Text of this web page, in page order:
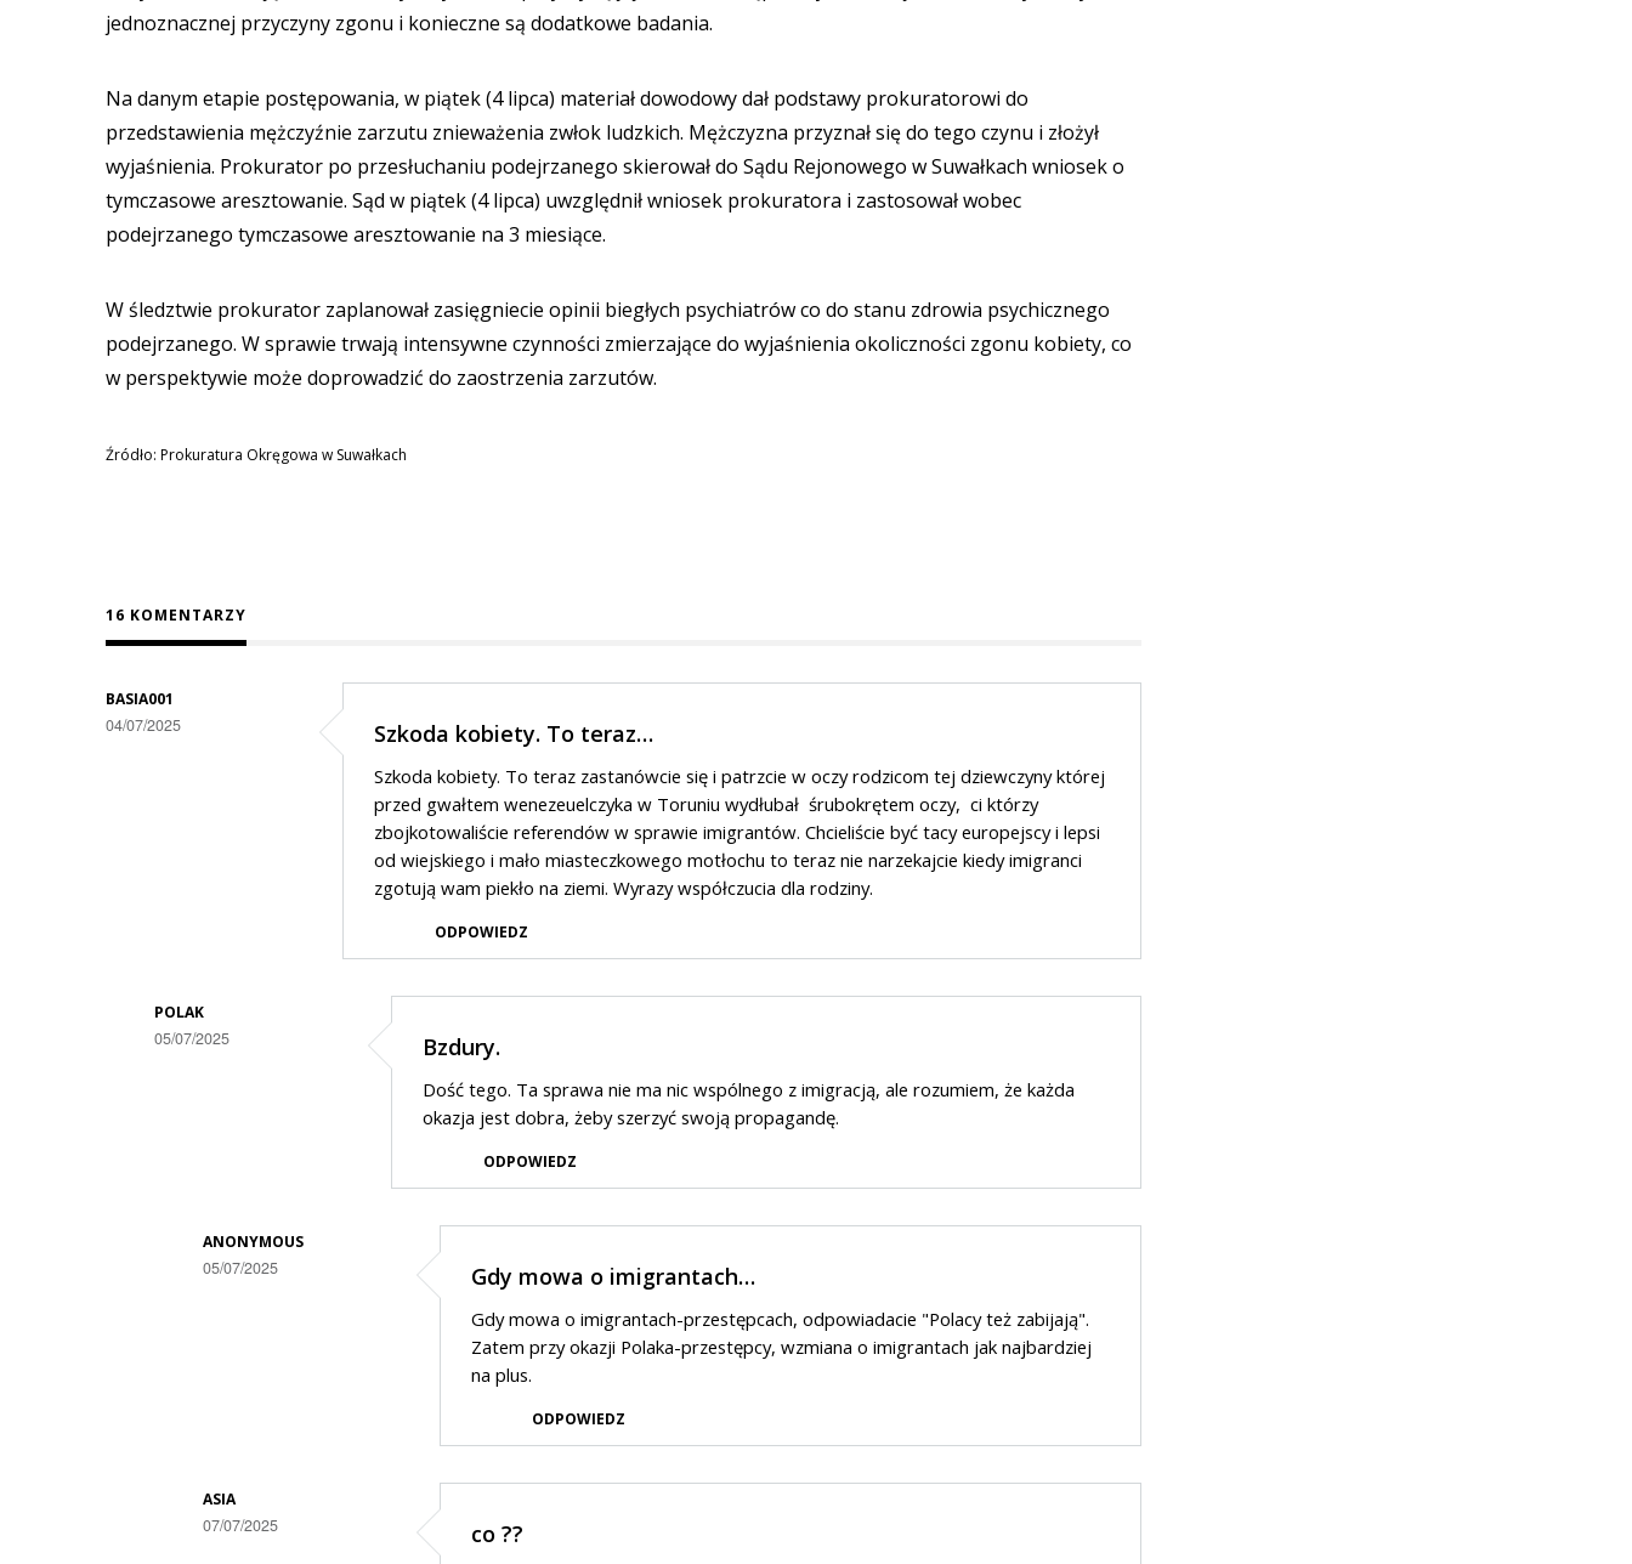
jednoznacznej przyczyny zgonu i konieczne są dodatkowe badania.
Na danym etapie postępowania, w piątek (4 lipca) materiał dowodowy dał podstawy prokuratorowi do
przedstawienia mężczyźnie zarzutu znieważenia zwłok ludzkich. Mężczyzna przyznał się do tego czynu i złożył
wyjaśnienia. Prokurator po przesłuchaniu podejrzanego skierował do Sądu Rejonowego w Suwałkach wniosek o
tymczasowe aresztowanie. Sąd w piątek (4 lipca) uwzględnił wniosek prokuratora i zastosował wobec
podejrzanego tymczasowe aresztowanie na 3 miesiące.
W śledztwie prokurator zaplanował zasięgniecie opinii biegłych psychiatrów co do stanu zdrowia psychicznego
podejrzanego. W sprawie trwają intensywne czynności zmierzające do wyjaśnienia okoliczności zgonu kobiety, co
w perspektywie może doprowadzić do zaostrzenia zarzutów.
Źródło: Prokuratura Okręgowa w Suwałkach
16 KOMENTARZY
BASIA001
04/07/2025 Szkoda kobiety. To teraz…
Szkoda kobiety. To teraz zastanówcie się i patrzcie w oczy rodzicom tej dziewczyny której
przed gwałtem wenezeuelczyka w Toruniu wydłubał śrubokrętem oczy, ci którzy
zbojkotowaliście referendów w sprawie imigrantów. Chcieliście być tacy europejscy i lepsi
od wiejskiego i mało miasteczkowego motłochu to teraz nie narzekajcie kiedy imigranci
zgotują wam piekło na ziemi. Wyrazy współczucia dla rodziny.
ODPOWIEDZ
POLAK
05/07/2025 Bzdury.
Dość tego. Ta sprawa nie ma nic wspólnego z imigracją, ale rozumiem, że każda
okazja jest dobra, żeby szerzyć swoją propagandę.
ODPOWIEDZ
ANONYMOUS
05/07/2025
Bzdury.
Gdy mowa o imigrantach…
Gdy mowa o imigrantach-przestępcach, odpowiadacie "Polacy też zabijają".
Zatem przy okazji Polaka-przestępcy, wzmiana o imigrantach jak najbardziej
na plus.
ODPOWIEDZ
ASIA
07/07/2025 co ??